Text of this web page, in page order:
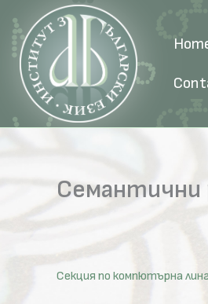
content
Семантични
Секция по компютърна